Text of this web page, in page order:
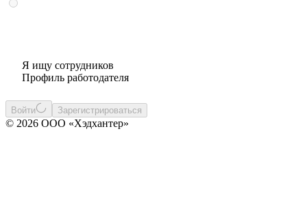
Я ищу сотрудников
Профиль работодателя
Войти Зарегистрироваться
© 2026 ООО «Хэдхантер»